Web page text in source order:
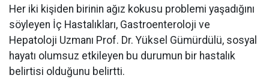
Her iki kişiden birinin ağız kokusu problemi yaşadığını
söyleyen İç Hastalıkları, Gastroenteroloji ve
Hepatoloji Uzmanı Prof. Dr. Yüksel Gümürdülü, sosyal
hayatı olumsuz etkileyen bu durumun bir hastalık
belirtisi olduğunu belirtti.